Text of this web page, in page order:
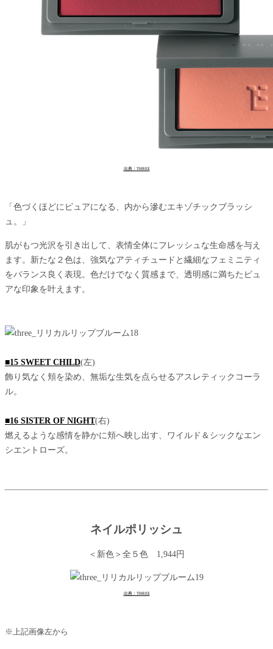
出典：THREE
「色づくほどにピュアになる、内から滲むエキゾチックブラッシ
ュ。」
肌がもつ光沢を引き出して、表情全体にフレッシュな生命感を与え
ます。新たな２色は、強気なアティチュードと繊細なフェミニティ
をバランス良く表現。色だけでなく質感まで、透明感に満ちたピュ
アな印象を叶えます。
■15 SWEET CHILD(左)
飾り気なく頬を染め、無垢な生気を点らせるアスレティックコーラ
ル。
■16 SISTER OF NIGHT(右)
燃えるような感情を静かに頬へ映し出す、ワイルド＆シックなエン
シエントローズ。
ネイルポリッシュ
＜新色＞全５色 1,944円
出典：THREE
※上記画像左から